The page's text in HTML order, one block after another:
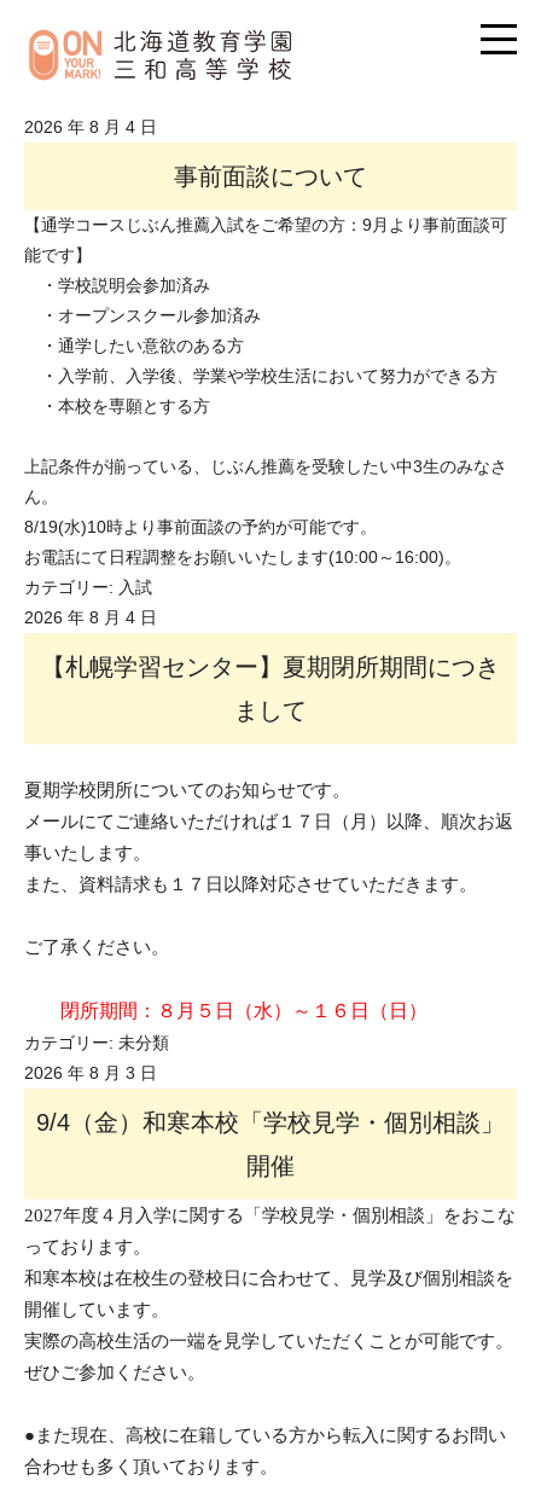
2026 年 8 月 4 日
事前面談について
【通学コースじぶん推薦入試をご希望の方：9月より事前面談可
能です】
・学校説明会参加済み
・オープンスクール参加済み
・通学したい意欲のある方
・入学前、入学後、学業や学校生活において努力ができる方
・本校を専願とする方
上記条件が揃っている、じぶん推薦を受験したい中3生のみなさ
ん。
8/19(水)10時より事前面談の予約が可能です。
お電話にて日程調整をお願いいたします(10:00～16:00)。
カテゴリー: 入試
2026 年 8 月 4 日
【札幌学習センター】夏期閉所期間につき
まして
夏期学校閉所についてのお知らせです。
メールにてご連絡いただければ１７日（月）以降、順次お返
事いたします。
また、 資料請求も１７日以降対応させていただきます。
ご了承ください。
閉所期間 ：８月５日（水）～１６日（日）
カテゴリー: 未分類
2026 年 8 月 3 日
9/4（金）和寒本校「学校見学・個別相談」
開催
2027年度４月入学に関する「学校見学・個別相談」をおこな
っております。
和寒本校は在校生の登校日に合わせて、見学及び個別相談を
開催しています。
実際の高校生活の一端を見学していただくことが可能です。
ぜひご参加ください。
●また現在、高校に在籍している方から転入に関するお問い
合わせも多く頂いております。